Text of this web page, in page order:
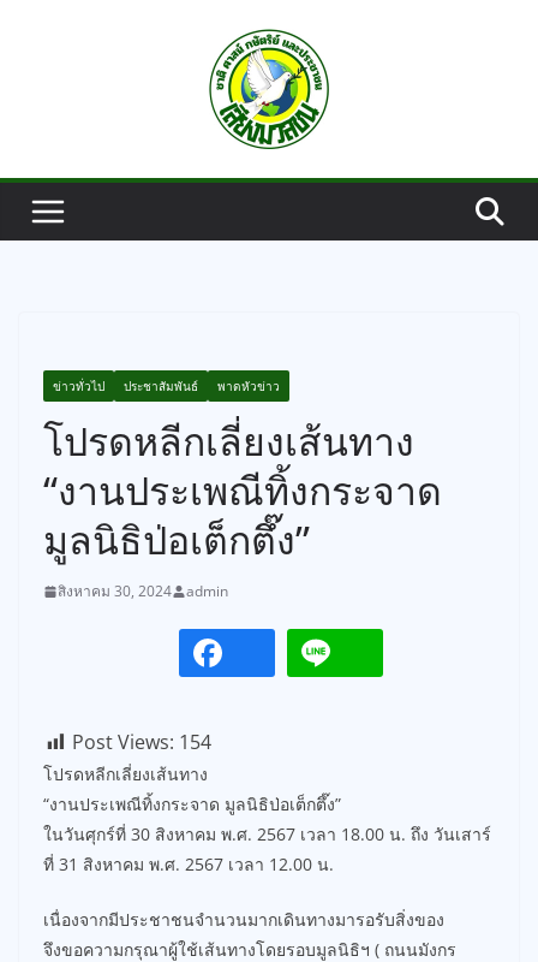
ข่าวทั่วไป ประชาสัมพันธ์ พาดหัวข่าว
โปรดหลีกเลี่ยงเส้นทาง
“งานประเพณีทิ้งกระจาด
มูลนิธิป่อเต็กตึ๊ง”
สิงหาคม 30, 2024 admin
Post Views: 154
โปรดหลีกเลี่ยงเส้นทาง
“งานประเพณีทิ้งกระจาด มูลนิธิป่อเต็กตึ๊ง”
ในวันศุกร์ที่ 30 สิงหาคม พ.ศ. 2567 เวลา 18.00 น. ถึง วันเสาร์
ที่ 31 สิงหาคม พ.ศ. 2567 เวลา 12.00 น.
เนื่องจากมีประชาชนจำนวนมากเดินทางมารอรับสิ่งของ
จึงขอความกรุณาผู้ใช้เส้นทางโดยรอบมูลนิธิฯ ( ถนนมังกร